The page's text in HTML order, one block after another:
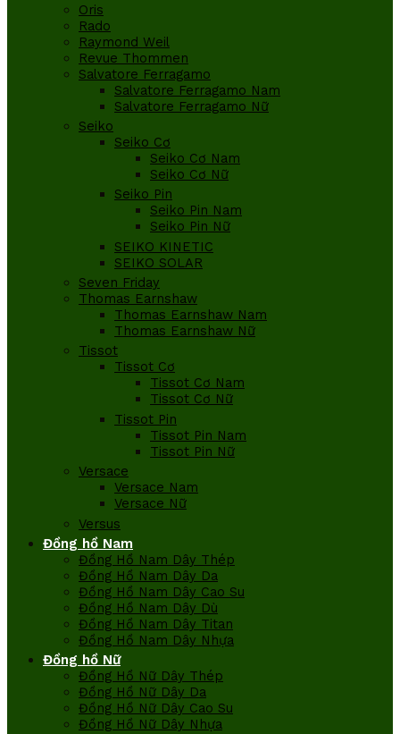
Oris
Rado
Raymond Weil
Revue Thommen
Salvatore Ferragamo
Salvatore Ferragamo Nam
Salvatore Ferragamo Nữ
Seiko
Seiko Cơ
Seiko Cơ Nam
Seiko Cơ Nữ
Seiko Pin
Seiko Pin Nam
Seiko Pin Nữ
SEIKO KINETIC
SEIKO SOLAR
Seven Friday
Thomas Earnshaw
Thomas Earnshaw Nam
Thomas Earnshaw Nữ
Tissot
Tissot Cơ
Tissot Cơ Nam
Tissot Cơ Nữ
Tissot Pin
Tissot Pin Nam
Tissot Pin Nữ
Versace
Versace Nam
Versace Nữ
Versus
Đồng hồ Nam
Đồng Hồ Nam Dây Thép
Đồng Hồ Nam Dây Da
Đồng Hồ Nam Dây Cao Su
Đồng Hồ Nam Dây Dù
Đồng Hồ Nam Dây Titan
Đồng Hồ Nam Dây Nhựa
Đồng hồ Nữ
Đồng Hồ Nữ Dây Thép
Đồng Hồ Nữ Dây Da
Đồng Hồ Nữ Dây Cao Su
Đồng Hồ Nữ Dây Nhựa